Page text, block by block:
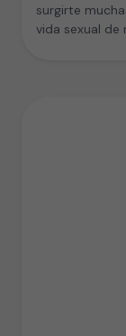
surgirte
vida sexual de